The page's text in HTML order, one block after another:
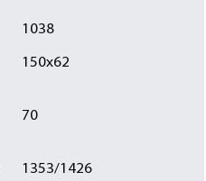
1038
150х62
70
1353/1426